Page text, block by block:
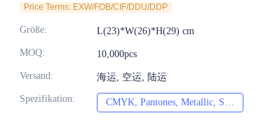
Price Terms: EXW/FOB/CIF/DDU/DDP
Größe: L(23)*W(26)*H(29) cm
MOQ: 10,000pcs
Versand: 海运, 空运, 陆运
Spezifikation: CMYK, Pantones, Metallic, Sonderfarbe usw.